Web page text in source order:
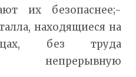
их безопаснее;-
находящиеся на
без труда
непрерывную